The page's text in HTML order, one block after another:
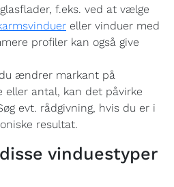
f.eks. ved at vælge
eller vinduer med
profiler kan også give
ændrer markant på
eller antal, kan det påvirke
evt. rådgivning, hvis du er i
resultat.
vinduestyper